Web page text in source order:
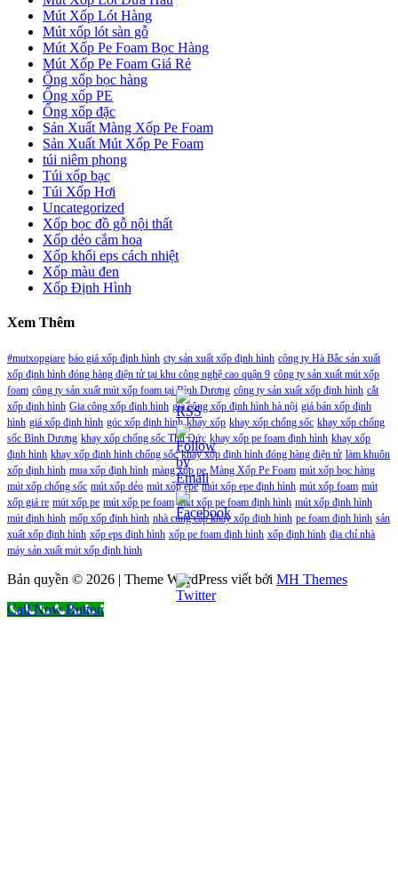
Mút Xốp Lót Hàng
Mút xốp lót sàn gỗ
Mút Xốp Pe Foam Bọc Hàng
Mút Xốp Pe Foam Giá Rẻ
Ống xốp bọc hàng
Ống xốp PE
Ống xốp đặc
Sản Xuất Màng Xốp Pe Foam
Sản Xuất Mút Xốp Pe Foam
túi niêm phong
Túi xốp bạc
Túi Xốp Hơi
Uncategorized
Xốp bọc đồ gỗ nội thất
Xốp dẻo cắm hoa
Xốp khối eps cách nhiệt
Xốp màu đen
Xốp Định Hình
Xem Thêm
#mutxopgiare báo giá xốp định hình cty sản xuất xốp định hình công ty Hà Bắc sản xuất
xốp định hình đóng hàng điện tử tại khu công nghệ cao quận 9 công ty sản xuất mút xốp
foam công ty sản xuất mút xốp foam tại Bình Dương công ty sản xuất xốp định hình cắt
xốp định hình Gia công xốp định hình gia công xốp định hình hà nội giá bán xốp định
hình giá xốp định hình góc xốp định hình khay xốp khay xốp chống sốc khay xốp chống
sốc Bình Dương khay xốp chống sốc Thủ Đức khay xốp pe foam định hình khay xốp
định hình khay xốp định hình chống sốc khay xốp định hình đóng hàng điện tử làm khuôn
xốp định hình mua xốp định hình màng xốp pe Màng Xốp Pe Foam mút xốp bọc hàng
mút xốp chống sốc mút xốp dẻo mút xốp epe mút xốp epe định hình mút xốp foam mút
xốp giá re mút xốp pe mút xốp pe foam mút xốp pe foam định hình mút xốp định hình
mút định hình mốp xốp định hình nhà cung cấp khay xốp định hình pe foam định hình sản
xuất xốp định hình xốp eps định hình xốp pe foam định hình xốp định hình địa chỉ nhà
máy sản xuất mút xốp định hình
Bản quyền © 2026 | Theme WordPress viết bởi MH Themes
Call Now Button